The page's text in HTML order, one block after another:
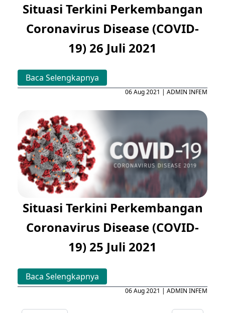
Situasi Terkini Perkembangan
Coronavirus Disease (COVID-
19) 26 Juli 2021
Baca Selengkapnya
06 Aug 2021 | ADMIN INFEM
Situasi Terkini Perkembangan
Coronavirus Disease (COVID-
19) 25 Juli 2021
Baca Selengkapnya
06 Aug 2021 | ADMIN INFEM